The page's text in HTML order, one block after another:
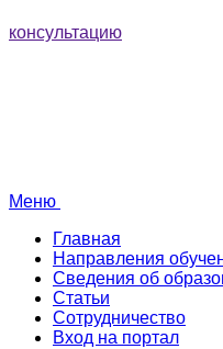
консультацию
Меню
Главная
Направления
Сведения об
Статьи
Сотрудничество
Вход на портал